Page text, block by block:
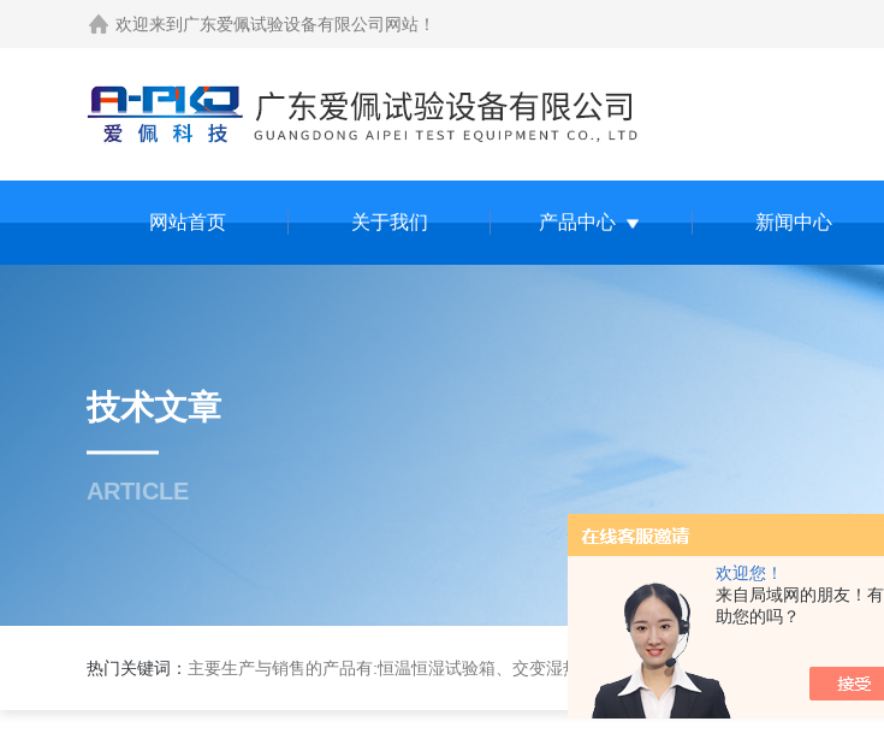
欢迎您！
来自局域网的朋友！
助您的吗？
欢迎来到 广东爱佩试验设备有限公司网站 ！
网站首页 关于我们 产品中心 新闻中心
技术文章
ARTICLE
热门关键词： 主要生产与销售的产品有:恒温恒湿试验箱、交变湿热试验箱、高低温交变试验箱、冷热冲击实验箱、紫外光试验箱、氙灯老化箱、恒温恒湿实验室、沙尘试验箱、淋雨试验箱、盐水喷雾试验箱、各种振动试验台、拉力试验机、蒸汽老化试验机、跌落试验机、插拔力试验机